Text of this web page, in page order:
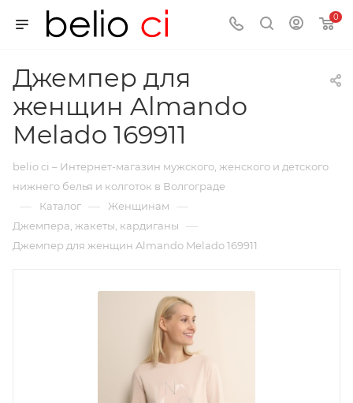
0
Джемпер для
женщин Almando
Melado 169911
belio ci – Интернет-магазин мужского, женского и детского
нижнего белья и колготок в Волгограде
— Каталог — Женщинам —
Джемпера, жакеты, кардиганы —
Джемпер для женщин Almando Melado 169911